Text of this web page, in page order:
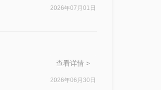
2026年07月01日
查看详情 >
2026年06月30日